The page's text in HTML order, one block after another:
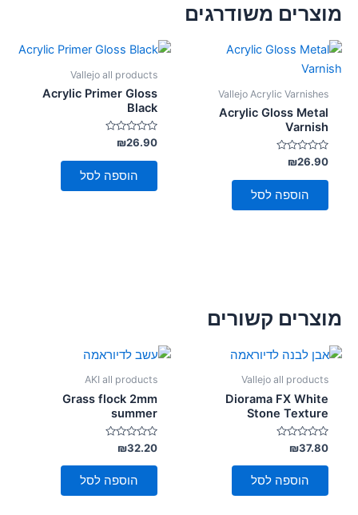
מוצרים משודרגים
Vallejo Acrylic Varnishes
Acrylic Gloss Metal
Varnish
דורג
0
מתוך
₪26.90
הוספה לסל
Vallejo all products
Acrylic Primer Gloss
Black
דורג
0
מתוך
₪26.90
הוספה לסל
מוצרים קשורים
Vallejo all products
Diorama FX White
Stone Texture
דורג
0
מתוך
₪37.80
הוספה לסל
AKI all products
Grass flock 2mm
summer
דורג
0
מתוך
₪32.20
הוספה לסל